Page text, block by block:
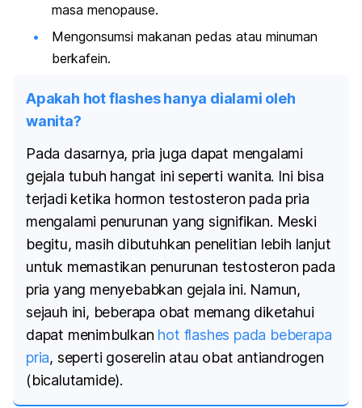
masa menopause.
Mengonsumsi makanan pedas atau minuman
berkafein.
Apakah hot flashes hanya dialami oleh
wanita?
Pada dasarnya, pria juga dapat mengalami
gejala tubuh hangat ini seperti wanita. Ini bisa
terjadi ketika hormon testosteron pada pria
mengalami penurunan yang signifikan. Meski
begitu, masih dibutuhkan penelitian lebih lanjut
untuk memastikan penurunan testosteron pada
pria yang menyebabkan gejala ini. Namun,
sejauh ini, beberapa obat memang diketahui
dapat menimbulkan hot flashes pada beberapa
pria, seperti goserelin atau obat antiandrogen
(bicalutamide).